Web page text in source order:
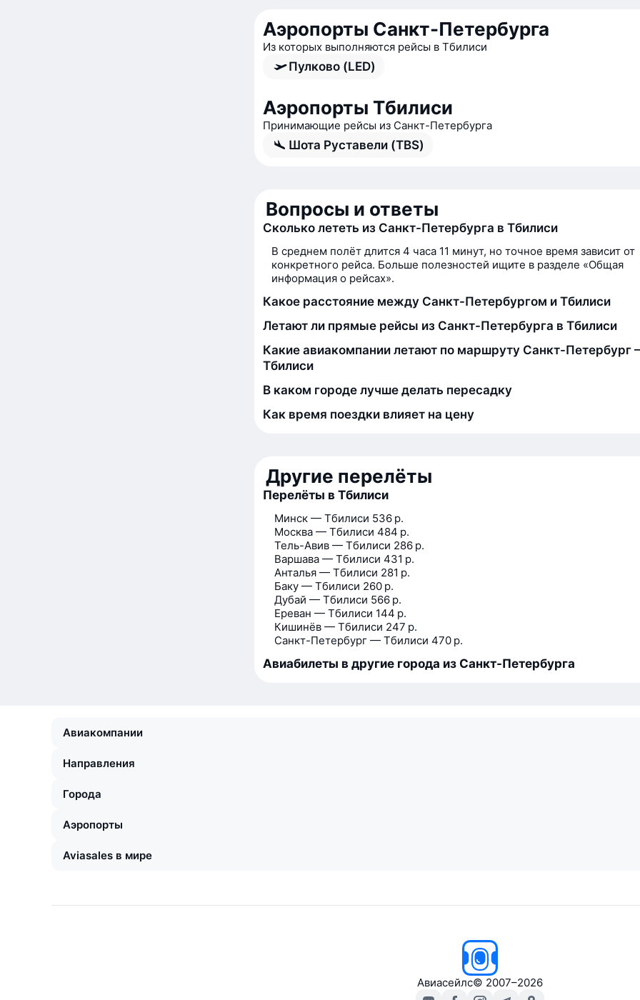
Аэропорты Санкт-Петербурга
Из которых выполняются рейсы в Тбилиси
Пулково (LED)
Аэропорты Тбилиси
Принимающие рейсы из Санкт-Петербурга
Шота Руставели (TBS)
Вопросы и ответы
Сколько лететь из Санкт-Петербурга в Тбилиси
В среднем полёт длится 4 часа 11 минут, но точное время зависит от
конкретного рейса. Больше полезностей ищите в разделе «Общая
информация о рейсах».
Какое расстояние между Санкт-Петербургом и Тбилиси
Летают ли прямые рейсы из Санкт-Петербурга в Тбилиси
Какие авиакомпании летают по маршруту Санкт-Петербург
Тбилиси
В каком городе лучше делать пересадку
Как время поездки влияет на цену
Другие перелёты
Перелёты в Тбилиси
Минск — Тбилиси 536 р.
Москва — Тбилиси 484 р.
Тель-Авив — Тбилиси 286 р.
Варшава — Тбилиси 431 р.
Анталья — Тбилиси 281 р.
Баку — Тбилиси 260 р.
Дубай — Тбилиси 566 р.
Ереван — Тбилиси 144 р.
Кишинёв — Тбилиси 247 р.
Санкт-Петербург — Тбилиси 470 р.
Авиабилеты в другие города из Санкт-Петербурга
Авиакомпании
Направления
Города
Аэропорты
Aviasales в мире
Авиасейлс© 2007–2026